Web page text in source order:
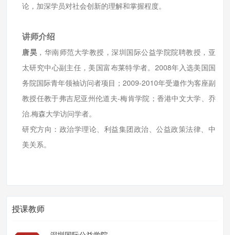
论，加深学员对社会创新的理解和掌握程度。
讲师介绍
唐昊 ，华南师范大学教授，深圳国际公益学院院聘教授，亚
太研究中心副主任，美国富布莱特学者。2008年入选美国国
务院国际青年领袖访问者项目；2009-2010年受邀作为客座副
教授任教于弗吉尼亚州伦道夫-梅肯学院；香港中文大学、乔
治.梅森大学访问学者。
研究方向：政治学理论、利益集团政治、公益政策法律、中
美关系。
授课教师